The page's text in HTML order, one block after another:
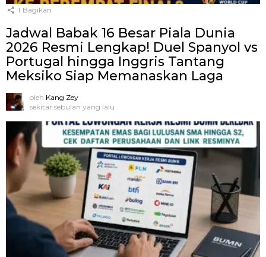
1 Bagikan
Jadwal Babak 16 Besar Piala Dunia
2026 Resmi Lengkap! Duel Spanyol vs
Portugal hingga Inggris Tantang
Meksiko Siap Memanaskan Laga
oleh Kang Zey
sekitar sebulan yang lalu